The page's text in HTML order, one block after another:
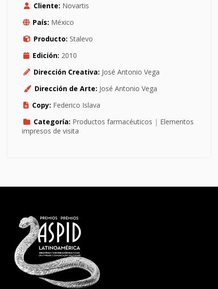
Cliente: Novartis
País: México
Producto: Stalevo
Edición: 2010
Dirección Creativa: José Antonio Vega
Dirección de Arte: José Antonio Vega
Copy: Federico Islava
Categoría: Productos farmacéuticos | Elementos
impresos de visita